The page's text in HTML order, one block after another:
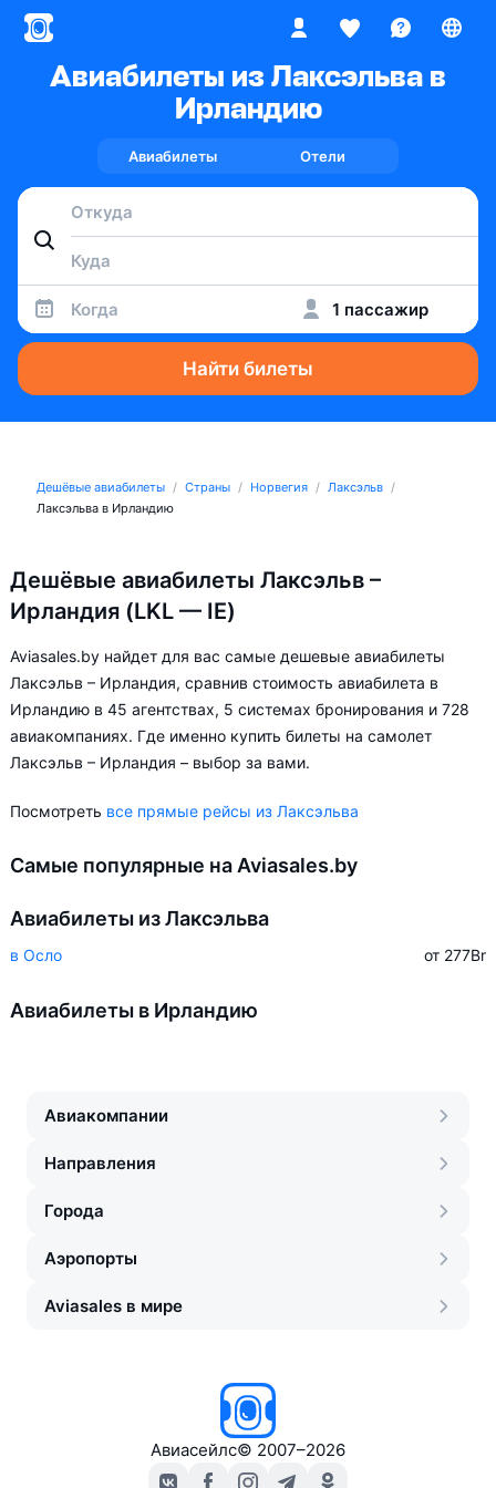
Авиабилеты из Лаксэльва в
Ирландию
Авиабилеты Отели
Когда 1 пассажир
Найти билеты
Дешёвые авиабилеты Страны Норвегия
Лаксэльв
Лаксэльва в Ирландию
Дешёвые авиабилеты Лаксэльв –
Ирландия (LKL — IE)
Aviasales.by найдет для вас самые дешевые авиабилеты
Лаксэльв – Ирландия, сравнив стоимость авиабилета в
Ирландию в 45 агентствах, 5 системах бронирования и 728
авиакомпаниях. Где именно купить билеты на самолет
Лаксэльв – Ирландия – выбор за вами.
Посмотреть все прямые рейсы из Лаксэльва
Самые популярные на Aviasales.by
Авиабилеты из Лаксэльва
в Осло от 277Br
Авиабилеты в Ирландию
Авиакомпании
Направления
Города
Аэропорты
Aviasales в мире
Авиасейлс© 2007–2026